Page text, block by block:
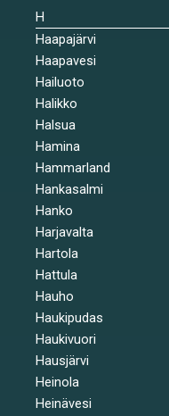
H
Haapajärvi
Haapavesi
Hailuoto
Halikko
Halsua
Hamina
Hammarland
Hankasalmi
Hanko
Harjavalta
Hartola
Hattula
Hauho
Haukipudas
Haukivuori
Hausjärvi
Heinola
Heinävesi